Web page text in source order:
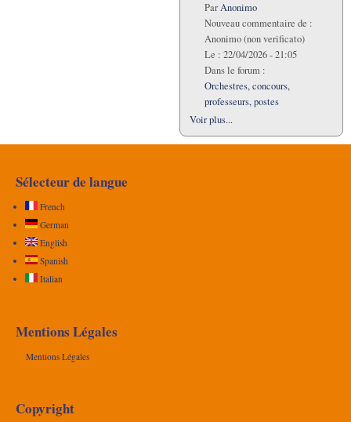
ParAnonimo
Nouveau commentaire de :
Anonimo (non verificato)
Le : 22/04/2026 - 21:05
Dans le forum :
Orchestres, concours,
professeurs, postes
Voir plus...
Sélecteur de langue
French
German
English
Spanish
Italian
Mentions Légales
Mentions Légales
Copyright